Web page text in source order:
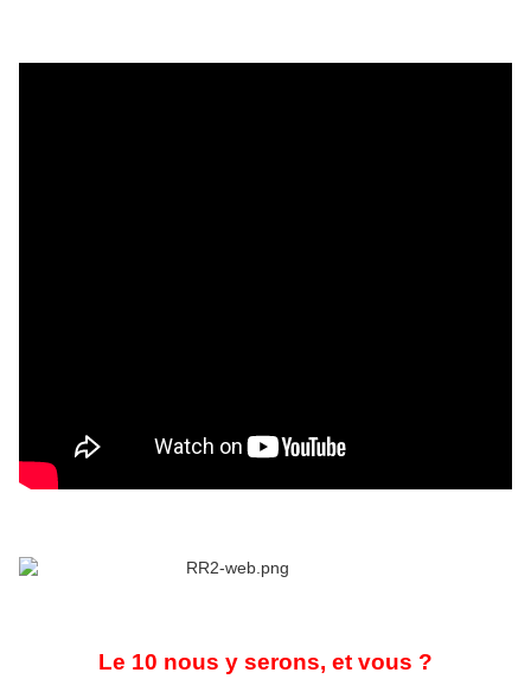
Le 10 nous y serons, et vous ?